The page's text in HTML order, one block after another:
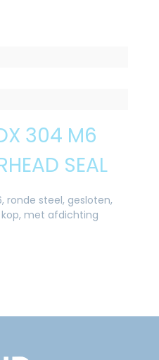
304 M6
SEAL
ronde steel, gesloten,
met afdichting